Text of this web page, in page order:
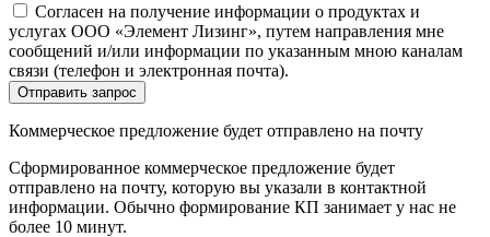
Согласен на получение информации о продуктах и
услугах ООО «Элемент Лизинг», путем направления мне
сообщений и/или информации по указанным мною каналам
связи (телефон и электронная почта).
Отправить запрос
Коммерческое предложение будет отправлено на почту
Сформированное коммерческое предложение будет
отправлено на почту, которую вы указали в контактной
информации. Обычно формирование КП занимает у нас не
более 10 минут.